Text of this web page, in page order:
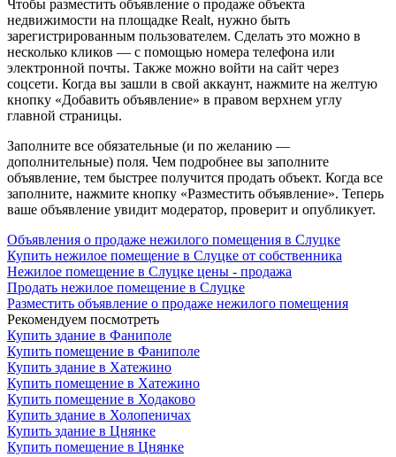
Чтобы разместить объявление о продаже объекта
недвижимости на площадке Realt, нужно быть
зарегистрированным пользователем. Сделать это можно в
несколько кликов — с помощью номера телефона или
электронной почты. Также можно войти на сайт через
соцсети. Когда вы зашли в свой аккаунт, нажмите на желтую
кнопку «Добавить объявление» в правом верхнем углу
главной страницы.
Заполните все обязательные (и по желанию —
дополнительные) поля. Чем подробнее вы заполните
объявление, тем быстрее получится продать объект. Когда все
заполните, нажмите кнопку «Разместить объявление». Теперь
ваше объявление увидит модератор, проверит и опубликует.
Объявления о продаже нежилого помещения в Слуцке
Купить нежилое помещение в Слуцке от собственника
Нежилое помещение в Слуцке цены - продажа
Продать нежилое помещение в Слуцке
Разместить объявление о продаже нежилого помещения
Рекомендуем посмотреть
Купить здание в Фаниполе
Купить помещение в Фаниполе
Купить здание в Хатежино
Купить помещение в Хатежино
Купить помещение в Ходаково
Купить здание в Холопеничах
Купить здание в Цнянке
Купить помещение в Цнянке